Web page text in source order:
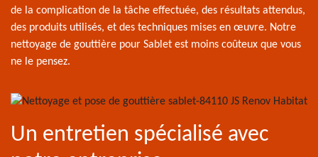
de la complication de la tâche effectuée, des résultats attendus,
des produits utilisés, et des techniques mises en œuvre. Notre
nettoyage de gouttière pour Sablet est moins coûteux que vous
ne le pensez.
Un entretien spécialisé avec